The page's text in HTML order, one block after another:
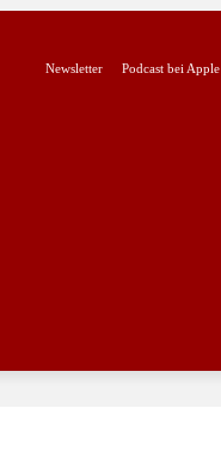
Newsletter Podcast bei Apple